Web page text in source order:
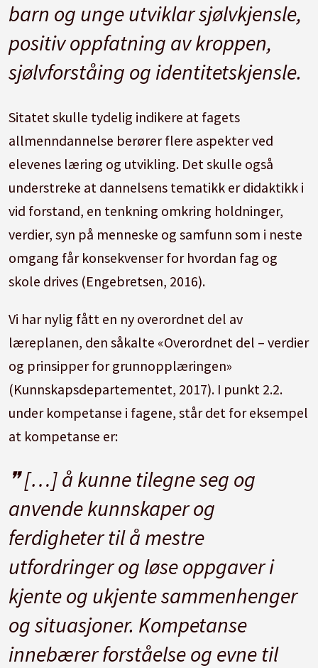
barn og unge utviklar sjølvkjensle,
positiv oppfatning av kroppen,
sjølvforståing og identitetskjensle.
Sitatet skulle tydelig indikere at fagets
allmenndannelse berører flere aspekter ved
elevenes læring og utvikling. Det skulle også
understreke at dannelsens tematikk er didaktikk i
vid forstand, en tenkning omkring holdninger,
verdier, syn på menneske og samfunn som i neste
omgang får konsekvenser for hvordan fag og
skole drives (Engebretsen, 2016).
Vi har nylig fått en ny overordnet del av
læreplanen, den såkalte «Overordnet del – verdier
og prinsipper for grunnopplæringen»
(Kunnskapsdepartementet, 2017). I punkt 2.2.
under kompetanse i fagene, står det for eksempel
at kompetanse er:
[…] å kunne tilegne seg og
anvende kunnskaper og
ferdigheter til å mestre
utfordringer og løse oppgaver i
kjente og ukjente sammenhenger
og situasjoner. Kompetanse
innebærer forståelse og evne til